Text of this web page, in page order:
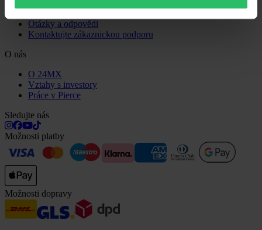
Otázky a odpovědi
Kontaktujte zákaznickou podporu
O nás
O 24MX
Vztahy s investory
Práce v Pierce
Sledujte nás
Možnosti platby
Možnosti dopravy